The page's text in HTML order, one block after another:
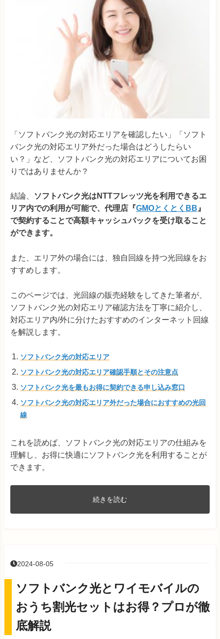
「ソフトバンク光の対応エリアを確認したい」「ソフト
バンク光の対応エリア外だった場合はどうしたらい
い？」など、ソフトバンク光の対応エリアについてお困
りではありませんか？
結論、
ソフトバンク光はNTTフレッツ光を利用できるエ
リア内での利用が可能で、代理店『GMOとくとくBB 』
で契約することで高額キャッシュバックを受け取ること
ができます。
また、エリア外の場合には、独自回線を持つ光回線をお
すすめします。
このページでは、光回線の販売経験をしてきた筆者が、
ソフトバンク光の対応エリア確認方法を丁寧に紹介し、
対応エリア内/外に分けたおすすめのインターネット回線
を解説します。
ソフトバンク光の対応エリア
ソフトバンク光の対応エリア確認手順とその注意点
ソフトバンク光を最もお得に契約できる申し込み窓口
ソフトバンク光の対応エリア外だった場合におすすめの光回
線
これを読めば、ソフトバンク光の対応エリアの仕組みを
理解し、お得に快適にソフトバンク光を利用することが
できます。
続きを読む
2024-08-05
ソフトバンク光とワイモバイルの
おうち割光セットはお得？プロが徹
底解説